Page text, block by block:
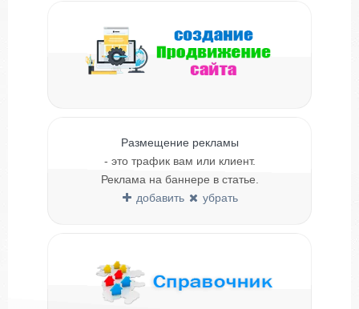
Размещение рекламы
- это трафик вам или клиент.
Реклама на баннере в статье.
добавить
убрать